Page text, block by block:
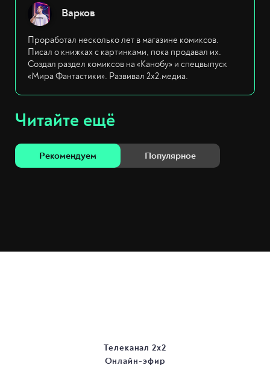
Варков
Проработал несколько лет в магазине комиксов.
Писал о книжках с картинками, пока продавал их.
Создал раздел комиксов на «Канобу» и спецвыпуск
«Мира Фантастики». Развивал 2х2.медиа.
Читайте ещё
Рекомендуем Популярное
Телеканал 2х2
Онлайн-эфир